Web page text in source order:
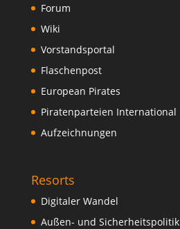
Forum
Wiki
Vorstandsportal
Flaschenpost
European Pirates
Piratenparteien International
Aufzeichnungen
Resorts
Digitaler Wandel
Außen- und Sicherheitspolitik